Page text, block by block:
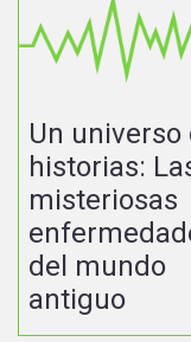
Un universo
historias:
misteriosas
del mundo
antiguo